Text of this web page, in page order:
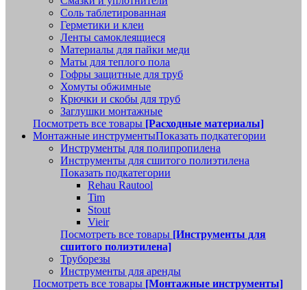
Соль таблетированная
Герметики и клеи
Ленты самоклеящиеся
Материалы для пайки меди
Маты для теплого пола
Гофры защитные для труб
Хомуты обжимные
Крючки и скобы для труб
Заглушки монтажные
Посмотреть все товары [Расходные материалы]
Монтажные инструментыПоказать подкатегории
Инструменты для полипропилена
Инструменты для сшитого полиэтилена
Показать подкатегории
Rehau Rautool
Tim
Stout
Vieir
Посмотреть все товары [Инструменты для
сшитого полиэтилена]
Труборезы
Инструменты для аренды
Посмотреть все товары [Монтажные инструменты]